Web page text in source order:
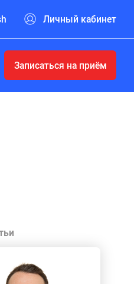
Личный кабинет
Записаться на приём